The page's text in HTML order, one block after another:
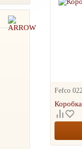
Fefco